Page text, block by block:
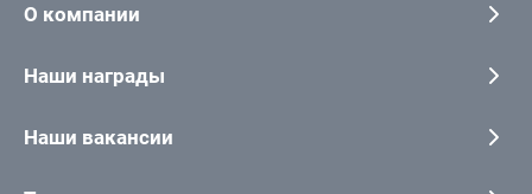
О компании
Наши награды
Наши вакансии